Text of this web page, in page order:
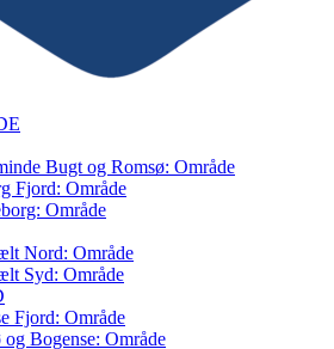
Bugt og Romsø: Område
Fjord: Område
Område
Nord: Område
Syd: Område
Fjord: Område
Bogense: Område